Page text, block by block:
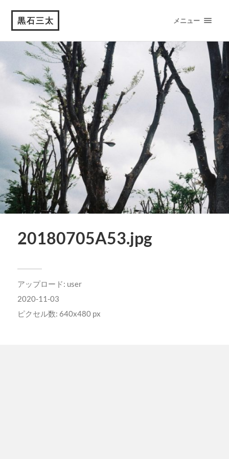
黒石三太 メニュー
20180705A53.jpg
アップロード: user
2020-11-03
ピクセル数: 640x480 px